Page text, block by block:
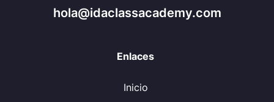
hola@idaclassacademy.com
Enlaces
Inicio